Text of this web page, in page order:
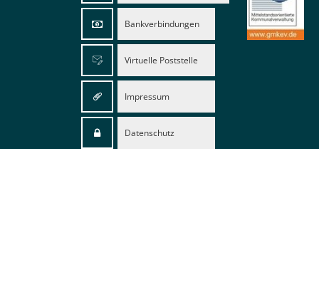
Bankverbindungen
Virtuelle Poststelle
Impressum
Datenschutz